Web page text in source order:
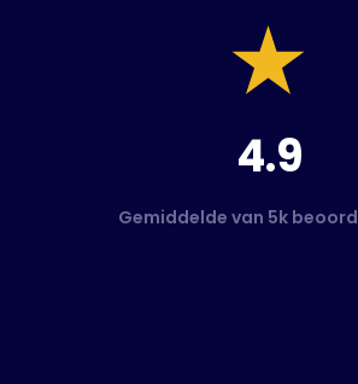
4.9
Gemiddelde van 5k